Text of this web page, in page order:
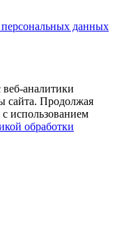
данных
аналитики
сайта. Продолжая
с использованием
обработки